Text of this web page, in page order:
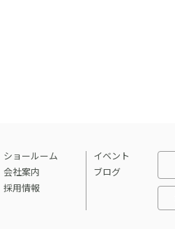
ショールーム
会社案内
採用情報
イベント
ブログ